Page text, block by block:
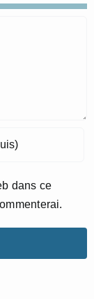
dans ce